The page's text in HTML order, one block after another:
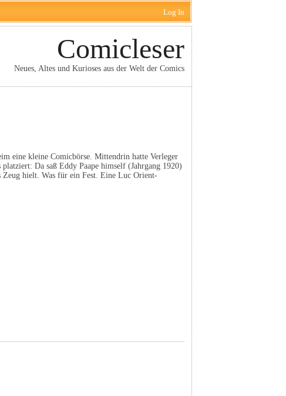
Log In
Comicleser
Neues, Altes und Kurioses aus der Welt der Comics
eine kleine Comicbörse. Mittendrin hatte Verleger
Da saß Eddy Paape himself (Jahrgang 1920)
Zeug hielt. Was für ein Fest. Eine Luc Orient-